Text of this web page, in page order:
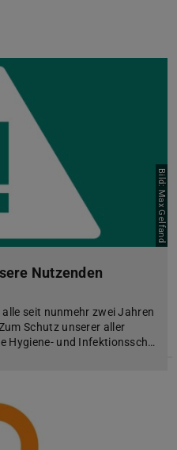
Bild: Max Gelfand
Nutzenden
seit nunmehr zwei Jahren
Schutz unserer aller
Hygiene- und Infektionssch…